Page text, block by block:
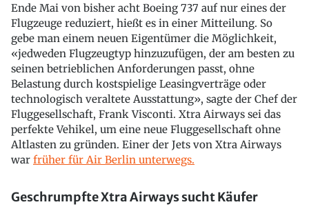
Ende Mai von bisher acht Boeing 737 auf nur eines der
Flugzeuge reduziert, hießt es in einer Mitteilung. So
gebe man einem neuen Eigentümer die Möglichkeit,
«jedweden Flugzeugtyp hinzuzufügen, der am besten zu
seinen betrieblichen Anforderungen passt, ohne
Belastung durch kostspielige Leasingverträge oder
technologisch veraltete Ausstattung», sagte der Chef der
Fluggesellschaft, Frank Visconti. Xtra Airways sei das
perfekte Vehikel, um eine neue Fluggesellschaft ohne
Altlasten zu gründen. Einer der Jets von Xtra Airways
war früher für Air Berlin unterwegs.
Geschrumpfte Xtra Airways sucht Käufer